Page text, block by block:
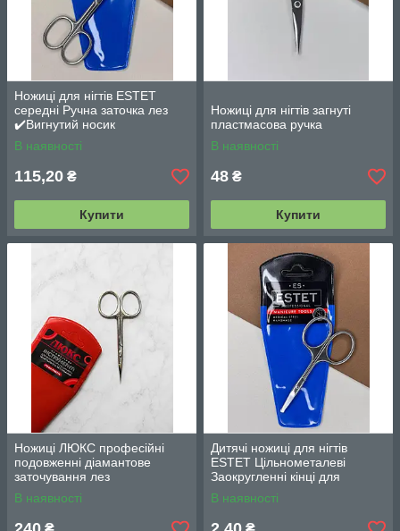
Ножиці для нігтів ESTET
середні Ручна заточка лез
✔️Вигнутий носик
В наявності
115,20 ₴
Купити
Ножиці для нігтів загнуті
пластмасова ручка
В наявності
48 ₴
Купити
Ножиці ЛЮКС професійні
подовженні діамантове
заточування лез
В наявності
Дитячі ножиці для нігтів
ESTET Цільнометалеві
Заокругленні кінці для
безпеки
В наявності